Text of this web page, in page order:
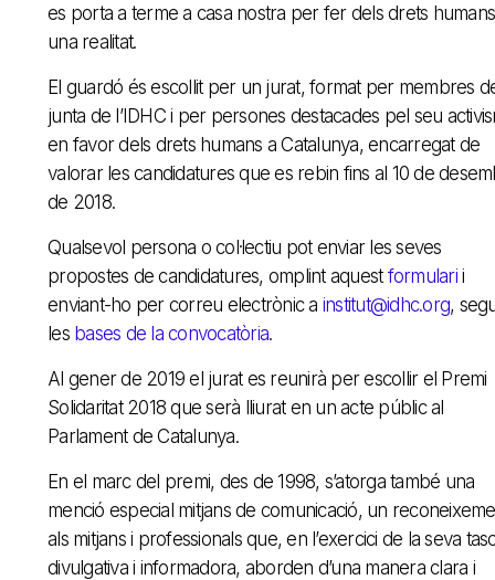
es porta a terme a casa nostra per fer dels drets humans
una realitat.
El guardó és escollit per un jurat, format per membres
junta de l’IDHC i per persones destacades pel seu
en favor dels drets humans a Catalunya, encarregat de
valorar les candidatures que es rebin fins al 10 de
de 2018.
Qualsevol persona o col·lectiu pot enviar les seves
propostes de candidatures, omplint aquest formulari i
enviant-ho per correu electrònic a institut@idhc.org,
les bases de la convocatòria.
Al gener de 2019 el jurat es reunirà per escollir el Premi
Solidaritat 2018 que serà lliurat en un acte públic al
Parlament de Catalunya.
En el marc del premi, des de 1998, s’atorga també una
menció especial mitjans de comunicació, un
als mitjans i professionals que, en l’exercici de la seva
divulgativa i informadora, aborden d’una manera clara i